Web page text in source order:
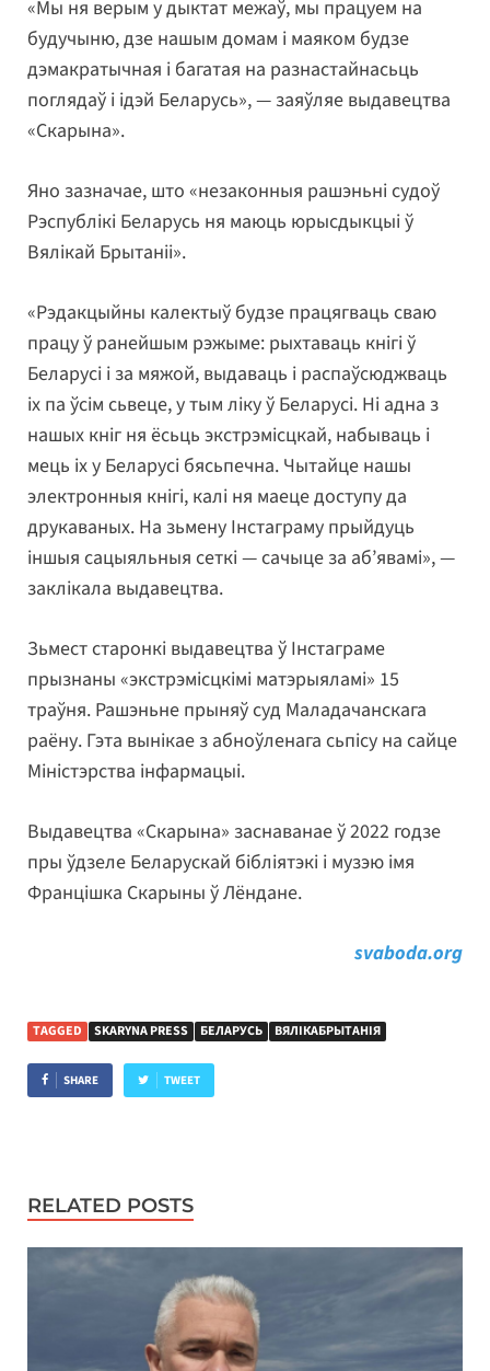
«Мы ня верым у дыктат межаў, мы працуем на
будучыню, дзе нашым домам і маяком будзе
дэмакратычная і багатая на разнастайнасьць
поглядаў і ідэй Беларусь», — заяўляе выдавецтва
«Скарына».
Яно зазначае, што «незаконныя рашэньні судоў
Рэспублікі Беларусь ня маюць юрысдыкцыі ў
Вялікай Брытаніі».
«Рэдакцыйны калектыў будзе працягваць сваю
працу ў ранейшым рэжыме: рыхтаваць кнігі ў
Беларусі і за мяжой, выдаваць і распаўсюджваць
іх па ўсім сьвеце, у тым ліку ў Беларусі. Ні адна з
нашых кніг ня ёсьць экстрэмісцкай, набываць і
мець іх у Беларусі бясьпечна. Чытайце нашы
электронныя кнігі, калі ня маеце доступу да
друкаваных. На зьмену Інстаграму прыйдуць
іншыя сацыяльныя сеткі — сачыце за аб’явамі», —
заклікала выдавецтва.
Зьмест старонкі выдавецтва ў Інстаграме
прызнаны «экстрэмісцкімі матэрыяламі» 15
траўня. Рашэньне прыняў суд Маладачанскага
раёну. Гэта вынікае з абноўленага сьпісу на сайце
Міністэрства інфармацыі.
Выдавецтва «Скарына» заснаванае ў 2022 годзе
пры ўдзеле Беларускай бібліятэкі і музэю імя
Францішка Скарыны ў Лёндане.
svaboda.org
TAGGED SKARYNA PRESS БЕЛАРУСЬ ВЯЛІКАБРЫТАНІЯ
SHARE TWEET
RELATED POSTS